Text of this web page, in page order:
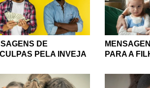
perdão. Quando aceitamos esse
mais leves e o coração cheio de paz.
DE
PELA INVEJA
PARA A